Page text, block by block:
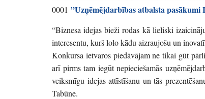
0001 ”Uzņēmējdarbības atbalsta pasākumi
“Biznesa idejas bieži rodas kā lieliski
interesentu, kurš lolo kādu aizraujošu un
Konkursa ietvaros piedāvājam ne tikai gūt
arī pirms tam iegūt nepieciešamās
veiksmīgu idejas attīstīšanu un tās
Tabūne.